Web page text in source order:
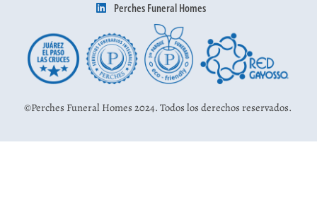
Perches Funeral Homes
©Perches Funeral Homes 2024. Todos los derechos reservados.